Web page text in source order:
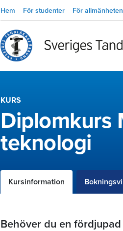
Hem För studenter För allmänheten
KURS
Diplomkurs
teknologi
Kursinformation
Behöver du en